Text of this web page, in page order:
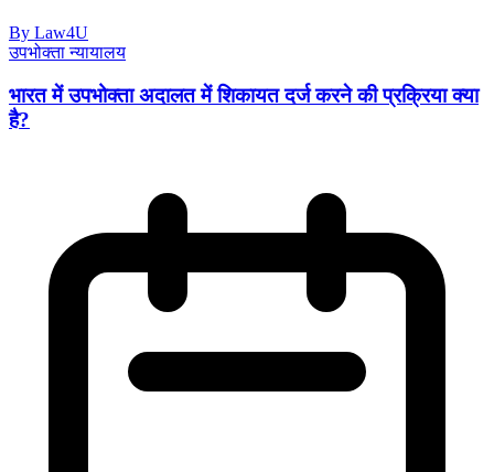
By Law4U
उपभोक्ता न्यायालय
भारत में उपभोक्ता अदालत में शिकायत दर्ज करने की प्रक्रिया क्या
है?